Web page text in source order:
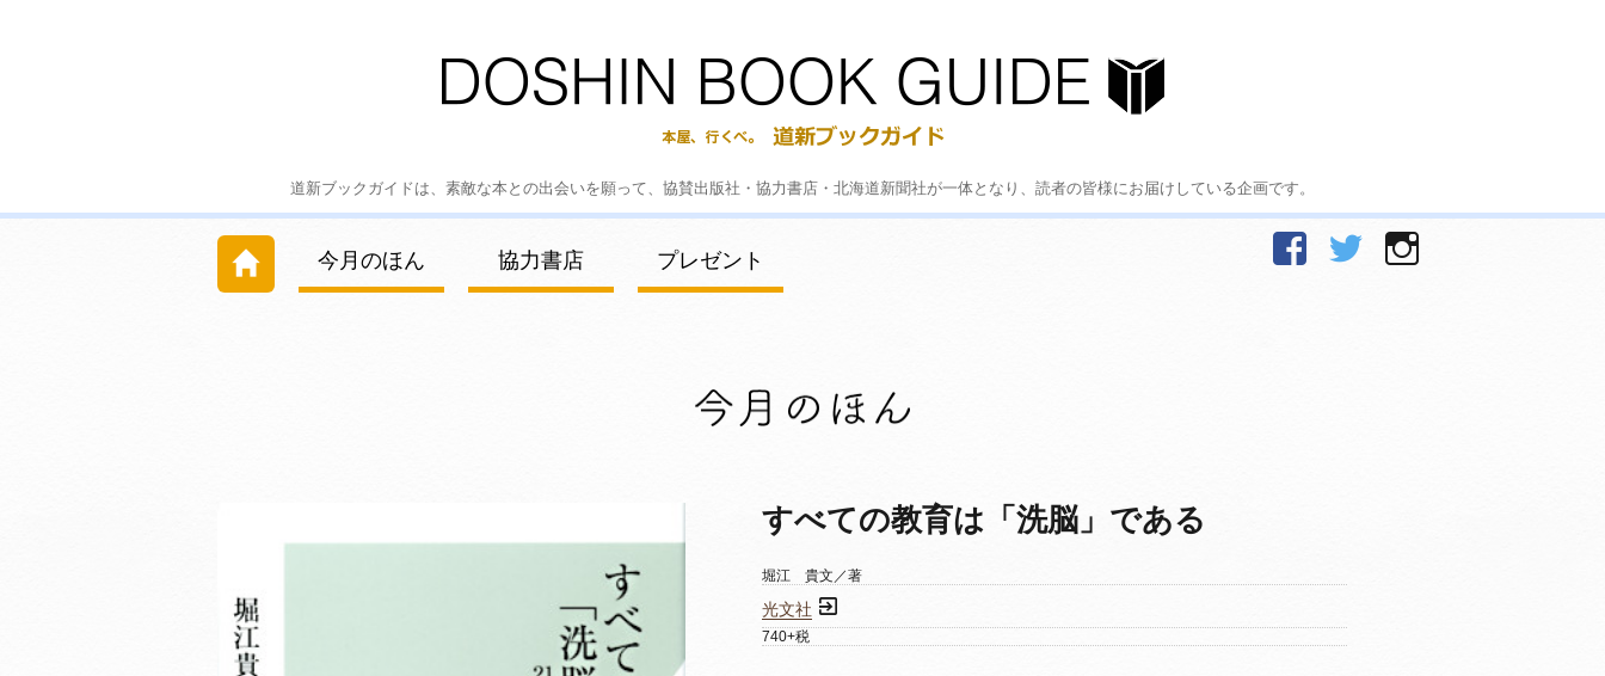
道新ブックガイドは、素敵な本との出会いを願って、協賛出版社・協力書店・北海道新聞社が一体となり、読者の皆様にお届けしている企画です。
今月のほん 協力書店 プレゼント
facebookTwitter
すべての教育は「洗脳」である
堀江 貴文／著
光文社
740+税